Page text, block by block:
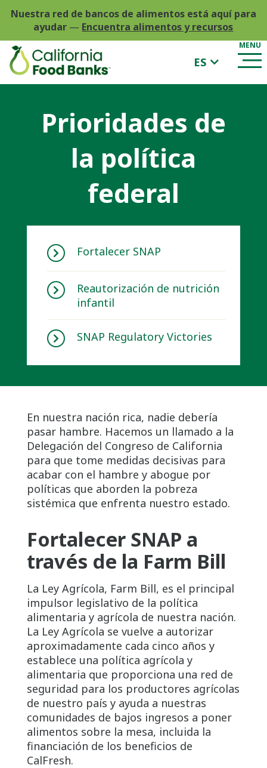
Nuestra red de bancos de alimentos está aquí para
ayudar — Encuentra alimentos y recursos
ES
Prioridades de
la política
federal
Fortalecer SNAP
Reautorización de nutrición
infantil
SNAP Regulatory Victories
En nuestra nación rica, nadie debería
pasar hambre. Hacemos un llamado a la
Delegación del Congreso de California
para que tome medidas decisivas para
acabar con el hambre y abogue por
políticas que aborden la pobreza
sistémica que enfrenta nuestro estado.
Fortalecer SNAP a
través de la Farm Bill
La Ley Agrícola, Farm Bill, es el principal
impulsor legislativo de la política
alimentaria y agrícola de nuestra nación.
La Ley Agrícola se vuelve a autorizar
aproximadamente cada cinco años y
establece una política agrícola y
alimentaria que proporciona una red de
seguridad para los productores agrícolas
de nuestro país y ayuda a nuestras
comunidades de bajos ingresos a poner
alimentos sobre la mesa, incluida la
financiación de los beneficios de
CalFresh.